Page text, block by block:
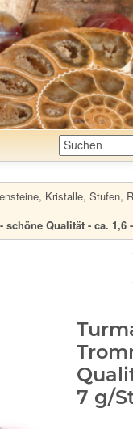
Kristalle, Stufen,
Qualität - ca. 1,6
7 g/